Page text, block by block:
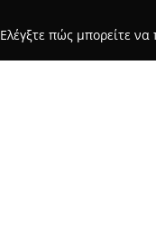
Ελέγξτε πώς μπορείτε